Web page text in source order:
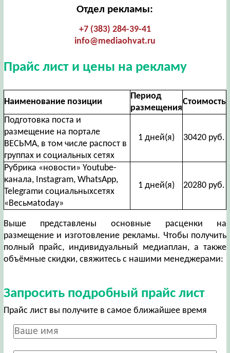
Отдел рекламы:
+7 (383) 284-39-41
info@mediaohvat.ru
Прайс лист и цены на рекламу
Наименование позиции
Период
размещения
Стоимость
Подготовка поста и
размещение на портале
ВЕСЬМА, в том числе распост в
группах и социальных сетях
1 дней(я) 30420 руб.
Рубрика «новости» Youtube-
канала, Instagram, WhatsApp,
Telegramи социальныхсетях
«Весьмаtoday»
1 дней(я) 20280 руб.
Выше представлены основные расценки на
размещение и изготовление рекламы. Чтобы получить
полный прайс, индивидуальный медиаплан, а также
объёмные скидки, свяжитесь с нашими менеджерами:
Запросить подробный прайс лист
Прайс лист вы получите в самое ближайшее время